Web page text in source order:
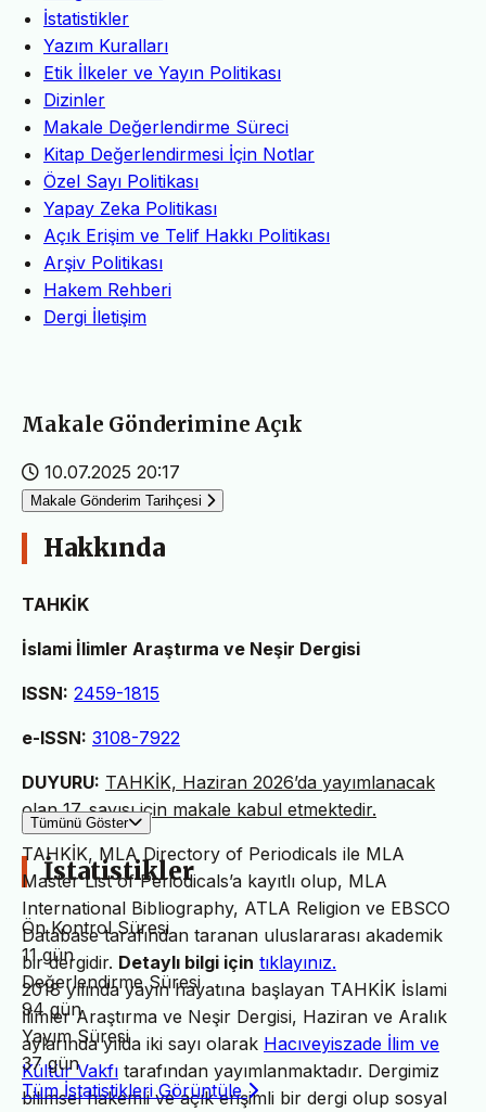
İstatistikler
Yazım Kuralları
Etik İlkeler ve Yayın Politikası
Dizinler
Makale Değerlendirme Süreci
Kitap Değerlendirmesi İçin Notlar
Özel Sayı Politikası
Yapay Zeka Politikası
Açık Erişim ve Telif Hakkı Politikası
Arşiv Politikası
Hakem Rehberi
Dergi İletişim
Makale Gönderimine Açık
10.07.2025 20:17
Makale Gönderim Tarihçesi
Hakkında
TAHKİK
İslami İlimler Araştırma ve Neşir Dergisi
ISSN: 2459-1815
e-ISSN: 3108-7922
DUYURU: TAHKİK, Haziran 2026’da yayımlanacak
olan 17. sayısı için makale kabul etmektedir.
TAHKİK, MLA Directory of Periodicals ile MLA
Master List of Periodicals’a kayıtlı olup, MLA
International Bibliography, ATLA Religion ve EBSCO
Database tarafından taranan uluslararası akademik
bir dergidir. Detaylı bilgi için tıklayınız.
2018 yılında yayın hayatına başlayan TAHKİK İslami
İlimler Araştırma ve Neşir Dergisi, Haziran ve Aralık
aylarında yılda iki sayı olarak Hacıveyiszade İlim ve
Kültür Vakfı tarafından yayımlanmaktadır. Dergimiz
bilimsel hakemli ve açık erişimli bir dergi olup sosyal
Tümünü Göster
İstatistikler
Ön Kontrol Süresi
11 gün
Değerlendirme Süresi
94 gün
Yayım Süresi
37 gün
Tüm İstatistikleri Görüntüle